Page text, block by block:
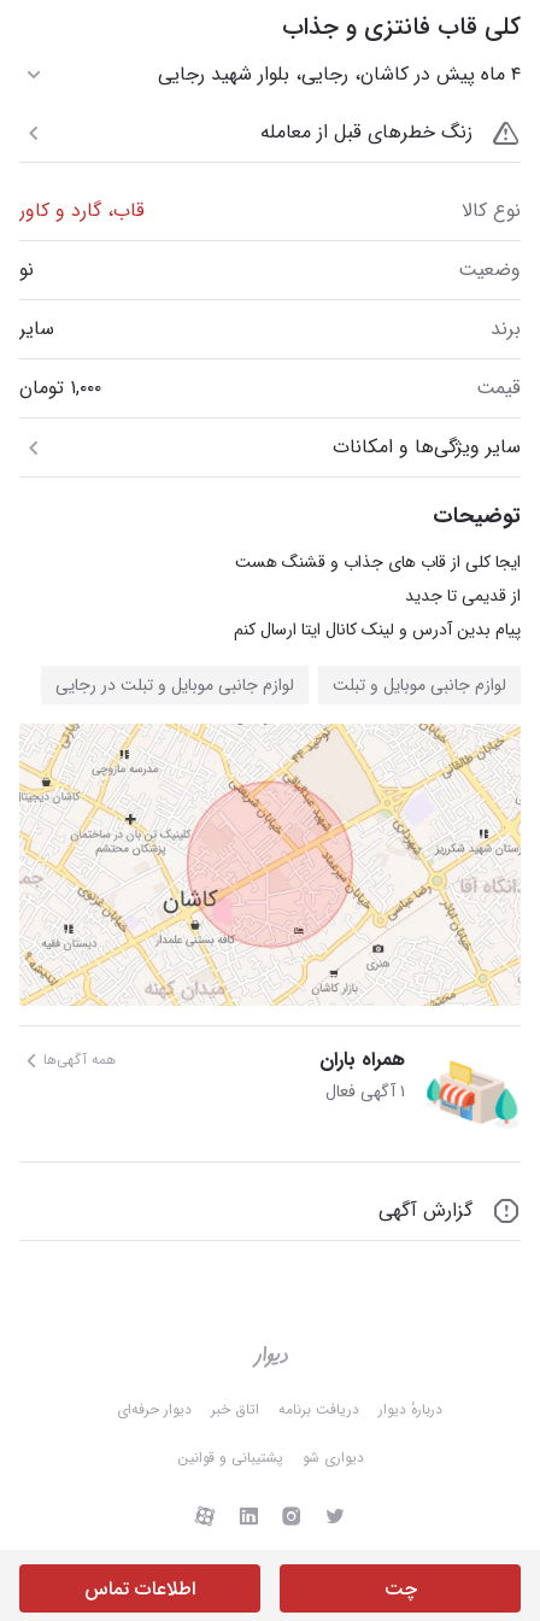
کلی قاب فانتزی و جذاب
۴ ماه پیش در کاشان، رجایی، بلوار شهید رجایی
زنگ خطرهای قبل از معامله
نوع کالا
قاب، گارد و کاور
وضعیت
نو
برند
سایر
قیمت
سایر ویژگی‌ها و امکانات
توضیحات
پیام بدین آدرس و لینک کانال ایتا ارسال کنم
لوازم جانبی موبایل و تبلت لوازم جانبی موبایل و تبلت در رجایی
همراه باران همه آگهی‌ها
۱ آگهی فعال
گزارش آگهی
چت اطلاعات تماس
دربارهٔ دیوار دریافت برنامه اتاق خبر دیوار حرفه‌ای
دیواری شو پشتیبانی و قوانین